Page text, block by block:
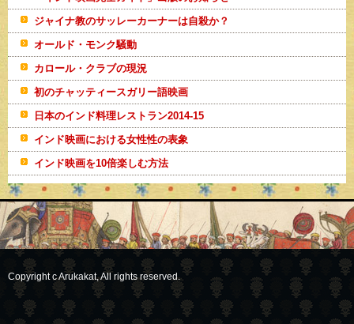
ジャイナ教のサッレーカーナーは自殺か？
オールド・モンク騒動
カロール・クラブの現況
初のチャッティースガリー語映画
日本のインド料理レストラン2014-15
インド映画における女性性の表象
インド映画を10倍楽しむ方法
Copyright c Arukakat, All rights reserved.